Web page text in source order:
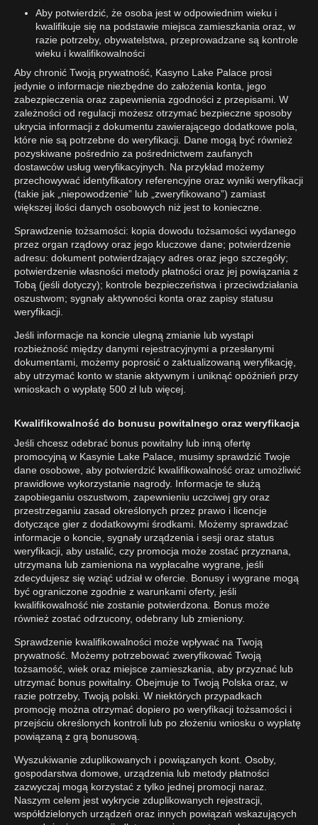
Aby potwierdzić, że osoba jest w odpowiednim wieku i
kwalifikuje się na podstawie miejsca zamieszkania oraz, w
razie potrzeby, obywatelstwa, przeprowadzane są kontrole
wieku i kwalifikowalności
Aby chronić Twoją prywatność, Kasyno Lake Palace prosi
jedynie o informacje niezbędne do założenia konta, jego
zabezpieczenia oraz zapewnienia zgodności z przepisami. W
zależności od regulacji możesz otrzymać bezpieczne sposoby
ukrycia informacji z dokumentu zawierającego dodatkowe pola,
które nie są potrzebne do weryfikacji. Dane mogą być również
pozyskiwane pośrednio za pośrednictwem zaufanych
dostawców usług weryfikacyjnych. Na przykład możemy
przechowywać identyfikatory referencyjne oraz wyniki weryfikacji
(takie jak „niepowodzenie” lub „zweryfikowano”) zamiast
większej ilości danych osobowych niż jest to konieczne.
Sprawdzenie tożsamości: kopia dowodu tożsamości wydanego
przez organ rządowy oraz jego kluczowe dane; potwierdzenie
adresu: dokument potwierdzający adres oraz jego szczegóły;
potwierdzenie własności metody płatności oraz jej powiązania z
Tobą (jeśli dotyczy); kontrole bezpieczeństwa i przeciwdziałania
oszustwom; sygnały aktywności konta oraz zapisy statusu
weryfikacji.
Jeśli informacje na koncie ulegną zmianie lub wystąpi
rozbieżność między danymi rejestracyjnymi a przesłanymi
dokumentami, możemy poprosić o zaktualizowaną weryfikację,
aby utrzymać konto w stanie aktywnym i uniknąć opóźnień przy
wnioskach o wypłatę 500 zł lub więcej.
Kwalifikowalność do bonusu powitalnego oraz weryfikacja
Jeśli chcesz odebrać bonus powitalny lub inną ofertę
promocyjną w Kasynie Lake Palace, musimy sprawdzić Twoje
dane osobowe, aby potwierdzić kwalifikowalność oraz umożliwić
prawidłowe wykorzystanie nagrody. Informacje te służą
zapobieganiu oszustwom, zapewnieniu uczciwej gry oraz
przestrzeganiu zasad określonych przez prawo i licencje
dotyczące gier z dodatkowymi środkami. Możemy sprawdzać
informacje o koncie, sygnały urządzenia i sesji oraz status
weryfikacji, aby ustalić, czy promocja może zostać przyznana,
utrzymana lub zamieniona na wypłacalne wygrane, jeśli
zdecydujesz się wziąć udział w ofercie. Bonusy i wygrane mogą
być ograniczone zgodnie z warunkami oferty, jeśli
kwalifikowalność nie zostanie potwierdzona. Bonus może
również zostać odrzucony, odebrany lub zmieniony.
Sprawdzenie kwalifikowalności może wpływać na Twoją
prywatność. Możemy potrzebować zweryfikować Twoją
tożsamość, wiek oraz miejsce zamieszkania, aby przyznać lub
utrzymać bonus powitalny. Obejmuje to Twoją Polska oraz, w
razie potrzeby, Twoją polski. W niektórych przypadkach
promocję można otrzymać dopiero po weryfikacji tożsamości i
przejściu określonych kontroli lub po złożeniu wniosku o wypłatę
powiązaną z grą bonusową.
Wyszukiwanie zduplikowanych i powiązanych kont. Osoby,
gospodarstwa domowe, urządzenia lub metody płatności
zazwyczaj mogą korzystać z tylko jednej promocji naraz.
Naszym celem jest wykrycie zduplikowanych rejestracji,
współdzielonych urządzeń oraz innych powiązań wskazujących